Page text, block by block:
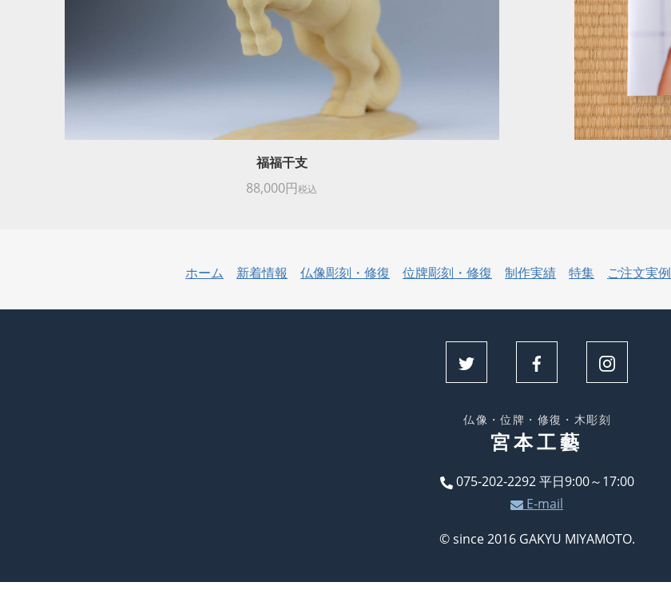
福福干支
88,000円税込
ホーム 新着情報 仏像彫刻・修復 位牌彫刻・修復 制作実績 特集 ご注文実例
仏像・位牌・修復・木彫刻
宮本工藝
075-202-2292平日9:00～17:00
E-mail
© since 2016 GAKYU MIYAMOTO.